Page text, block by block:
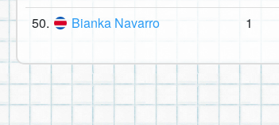
50. Bianka Navarro 1